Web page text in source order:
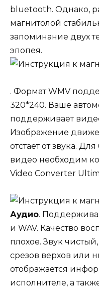
bluetooth. Однако,
магнитолой
запоминание двух
эпопея.
. Формат WMV
320*240. Ваше
поддерживает
Изображение
отстает от звука.
видео необходим
Video Converter
Аудио.
и WAV. Качество
плохое. Звук
срезов верхов или
отображается
исполнителе, а